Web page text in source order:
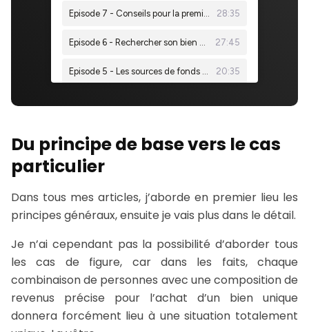
Du principe de base vers le cas
particulier
Dans tous mes articles, j’aborde en premier lieu les
principes généraux, ensuite je vais plus dans le détail.
Je n’ai cependant pas la possibilité d’aborder tous
les cas de figure, car dans les faits, chaque
combinaison de personnes avec une composition de
revenus précise pour l’achat d’un bien unique
donnera forcément lieu à une situation totalement